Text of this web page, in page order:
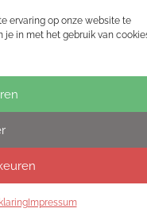
ervaring op onze website te
je in met het gebruik van
Impressum